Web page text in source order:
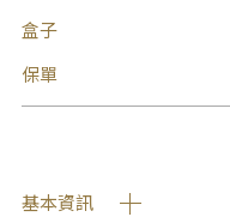
盒子
保單
基本資訊